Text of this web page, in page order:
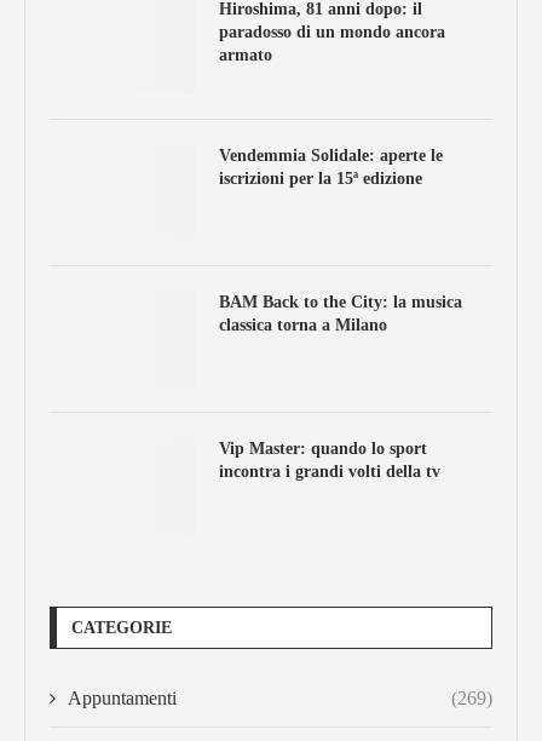
Hiroshima, 81 anni dopo: il
paradosso di un mondo ancora
armato
Vendemmia Solidale: aperte le
iscrizioni per la 15ª edizione
BAM Back to the City: la musica
classica torna a Milano
Vip Master: quando lo sport
incontra i grandi volti della tv
CATEGORIE
Appuntamenti (269)